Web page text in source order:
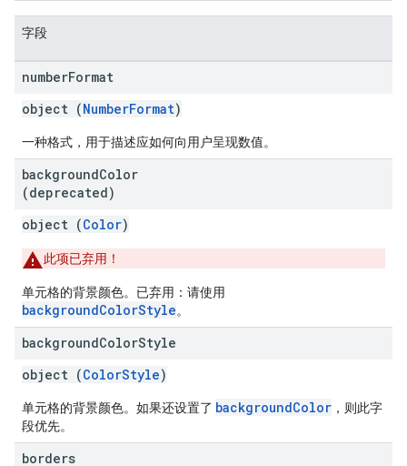
字段
numberFormat
object (NumberFormat)
一种格式，用于描述应如何向用户呈现数值。
backgroundColor
(deprecated)
object (Color)
此项已弃用！
单元格的背景颜色。已弃用：请使用
backgroundColorStyle。
backgroundColorStyle
object (ColorStyle)
单元格的背景颜色。如果还设置了 backgroundColor ，则此字
段优先。
borders